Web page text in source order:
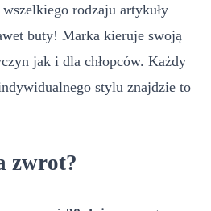
rodzaju artykuły
buty! Marka kieruje swoją
jak i dla chłopców. Każdy
stylu znajdzie to
zwrot?